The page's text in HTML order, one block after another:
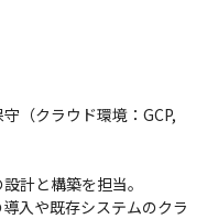
（クラウド環境：GCP,
計と構築を担当。
入や既存システムのクラ